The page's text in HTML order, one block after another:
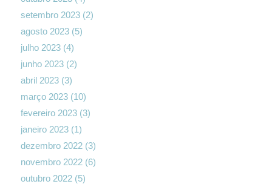
setembro 2023(2)
agosto 2023(5)
julho 2023(4)
junho 2023(2)
abril 2023(3)
março 2023(10)
fevereiro 2023(3)
janeiro 2023(1)
dezembro 2022(3)
novembro 2022(6)
outubro 2022(5)